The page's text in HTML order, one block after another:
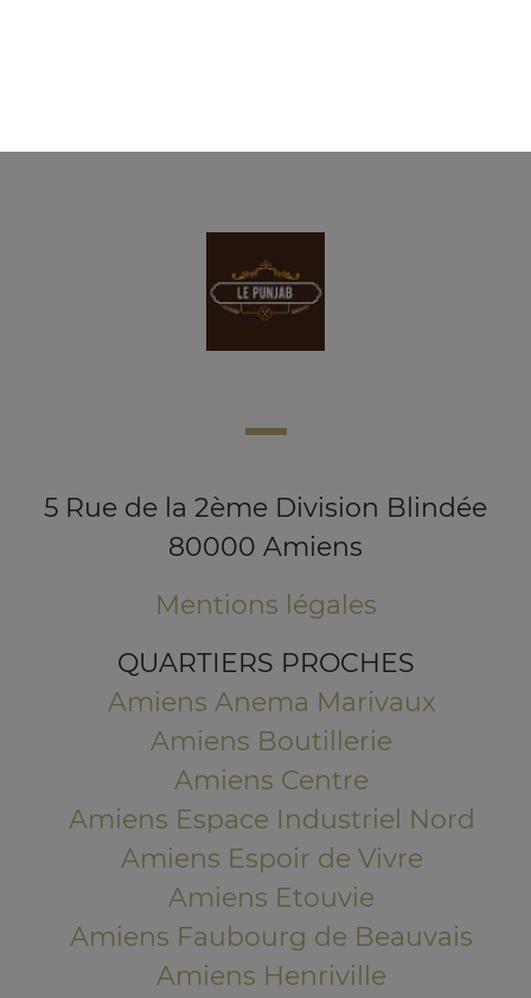
5 Rue de la 2ème Division Blindée
80000 Amiens
Mentions légales
QUARTIERS PROCHES
Amiens Anema Marivaux
Amiens Boutillerie
Amiens Centre
Amiens Espace Industriel Nord
Amiens Espoir de Vivre
Amiens Etouvie
Amiens Faubourg de Beauvais
Amiens Henriville